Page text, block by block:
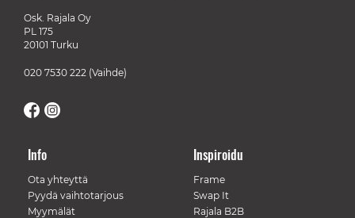
Osk. Rajala Oy
PL 175
20101 Turku
020 7530 222 (Vaihde)
Info
Ota yhteyttä
Pyydä vaihtotarjous
Myymälät
Inspiroidu
Frame
Swap It
Rajala B2B